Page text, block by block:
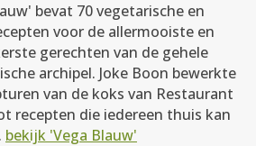
bevat 70 vegetarische en
voor de allermooiste en
gerechten van de gehele
archipel. Joke Boon bewerkte
van de koks van Restaurant
recepten die iedereen thuis kan
bekijk 'Vega Blauw'